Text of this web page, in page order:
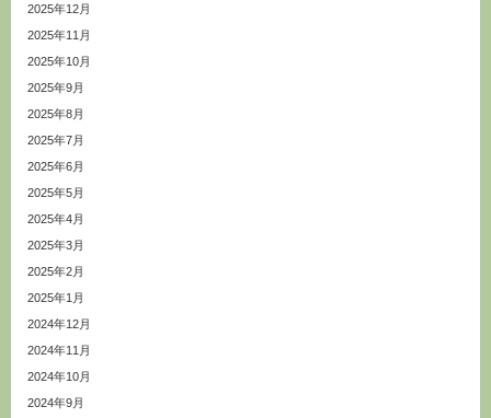
2025年12月
2025年11月
2025年10月
2025年9月
2025年8月
2025年7月
2025年6月
2025年5月
2025年4月
2025年3月
2025年2月
2025年1月
2024年12月
2024年11月
2024年10月
2024年9月